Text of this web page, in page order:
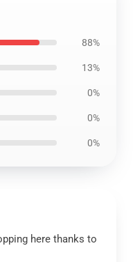
88%
13%
0%
0%
0%
here thanks to